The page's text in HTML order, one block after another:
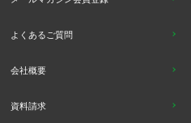
よくあるご質問
会社概要
資料請求